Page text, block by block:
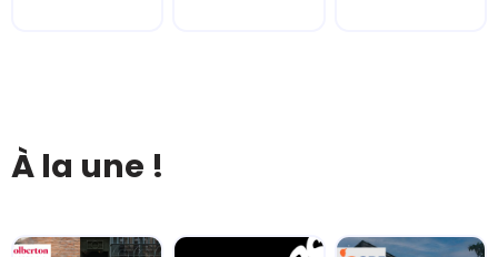
À la une !